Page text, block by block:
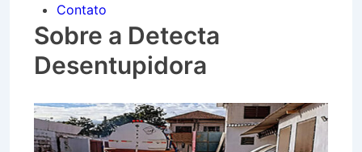
Contato
Sobre a Detecta
Desentupidora